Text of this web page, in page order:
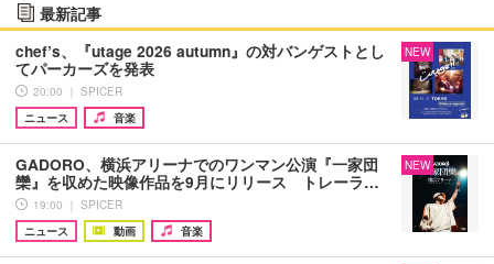
最新記事
chef’s、『utage 2026 autumn』の対バンゲストとし
てパーカーズを発表
20:00 ｜ SPICER
ニュース
音楽
NEW
GADORO、横浜アリーナでのワンマン公演『一家団
欒』を収めた映像作品を9月にリリース トレーラ…
19:00 ｜ SPICER
ニュース
動画 音楽
NEW